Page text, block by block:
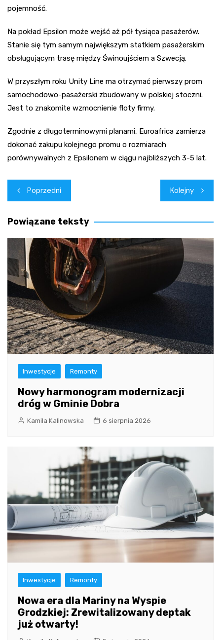
pojemność.
Na pokład Epsilon może wejść aż pół tysiąca pasażerów.
Stanie się tym samym największym statkiem pasażerskim
obsługującym trasę między Świnoujściem a Szwecją.
W przyszłym roku Unity Line ma otrzymać pierwszy prom
samochodowo-pasażerski zbudowany w polskiej stoczni.
Jest to znakomite wzmocnienie floty firmy.
Zgodnie z długoterminowymi planami, Euroafrica zamierza
dokonać zakupu kolejnego promu o rozmiarach
porównywalnych z Epsilonem w ciągu najbliższych 3-5 lat.
Nawigacja
wpisu
Poprzedni Kolejny
Powiązane teksty
Inwestycje Remonty
Nowy harmonogram modernizacji
dróg w Gminie Dobra
Kamila Kalinowska 6 sierpnia 2026
Inwestycje Remonty
Nowa era dla Mariny na Wyspie
Grodzkiej: Zrewitalizowany deptak
już otwarty!